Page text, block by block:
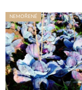
NEMOŘENÉ